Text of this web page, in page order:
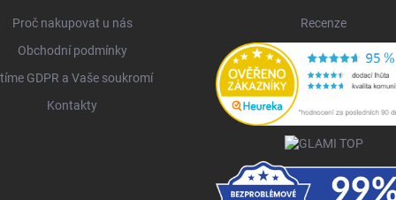
Proč nakupovat u nás
Obchodní podmínky
GDPR a Vaše soukromí
Kontakty
Recenze